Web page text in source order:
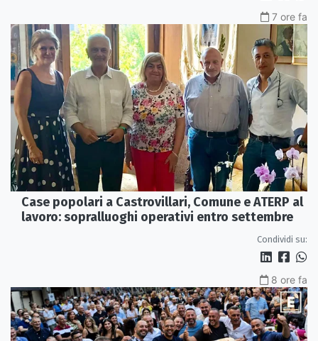
7 ore fa
Case popolari a Castrovillari, Comune e ATERP al
lavoro: sopralluoghi operativi entro settembre
Condividi su:
8 ore fa